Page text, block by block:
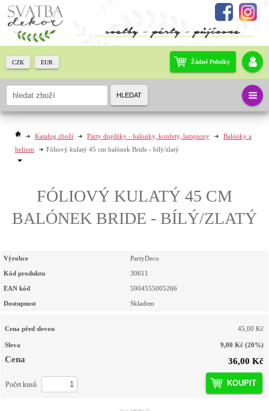
Katalog zboží Párty doplňky - balonky, konfety, lampiony
Balónky a
helium
Fóliový kulatý 45 cm balónek Bride - bílý/zlatý
FÓLIOVÝ KULATÝ 45 CM
BALÓNEK BRIDE - BÍLÝ/ZLATÝ
Výrobce PartyDeco
Kód produktu 30611
EAN kód 5904555005266
Dostupnost Skladem
Cena před slevou 45,00 Kč
Sleva 9,00 Kč (20%)
Cena 36,00 Kč
KOUPIT
Počet kusů
Žádné Položky
CZK EUR
HLEDAT